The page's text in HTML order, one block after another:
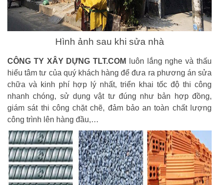
Hình ảnh sau khi sửa nhà
CÔNG TY XÂY DỰNG TLT.COM
luôn lắng nghe và thấu
hiểu tâm tư của quý khách hàng để đưa ra phương án sửa
chữa và kinh phí hợp lý nhất, triển khai tốc độ thi công
nhanh chóng, sử dụng vật tư đúng như bản hợp đồng,
giám sát thi công chặt chẽ, đảm bảo an toàn chất lượng
công trình lên hàng đầu,…